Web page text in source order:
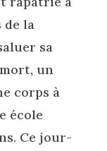
de la
sa
un
corps à
école
Ce jour-